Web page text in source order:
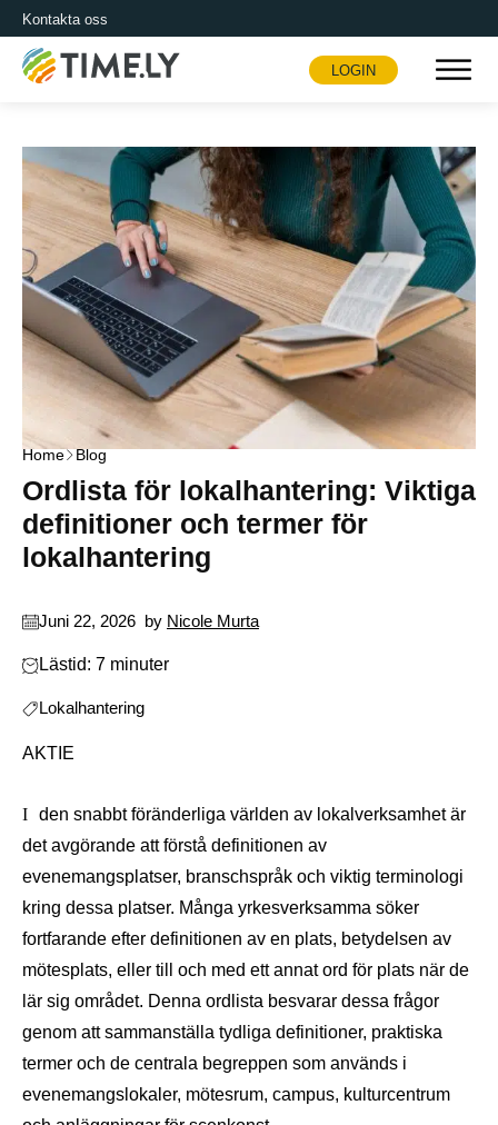
Kontakta oss
Timely
LOGIN
Home Blog
Ordlista för lokalhantering: Viktiga
definitioner och termer för
lokalhantering
Juni 22, 2026 by Nicole Murta
Lästid: 7 minuter
Lokalhantering
AKTIE
I den snabbt föränderliga världen av lokalverksamhet är
det avgörande att förstå definitionen av
evenemangsplatser, branschspråk och viktig terminologi
kring dessa platser. Många yrkesverksamma söker
fortfarande efter definitionen av en plats, betydelsen av
mötesplats, eller till och med ett annat ord för plats när de
lär sig området. Denna ordlista besvarar dessa frågor
genom att sammanställa tydliga definitioner, praktiska
termer och de centrala begreppen som används i
evenemangslokaler, mötesrum, campus, kulturcentrum